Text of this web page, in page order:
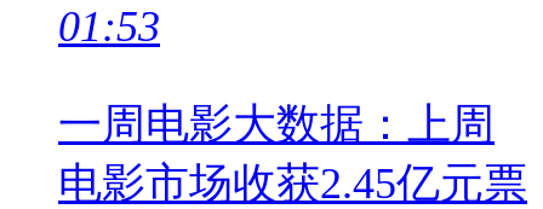
01:53
一周电影大数据：上周
电影市场收获2.45亿元票